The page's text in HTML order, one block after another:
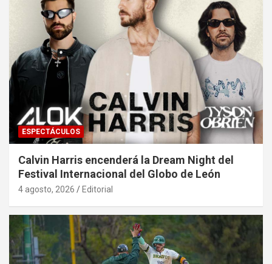
ESPECTÁCULOS
Calvin Harris encenderá la Dream Night del
Festival Internacional del Globo de León
4 agosto, 2026 Editorial